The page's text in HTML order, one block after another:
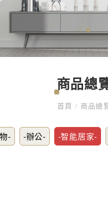
商品總
首頁 / 商品總
- -辦公- -智能居家-